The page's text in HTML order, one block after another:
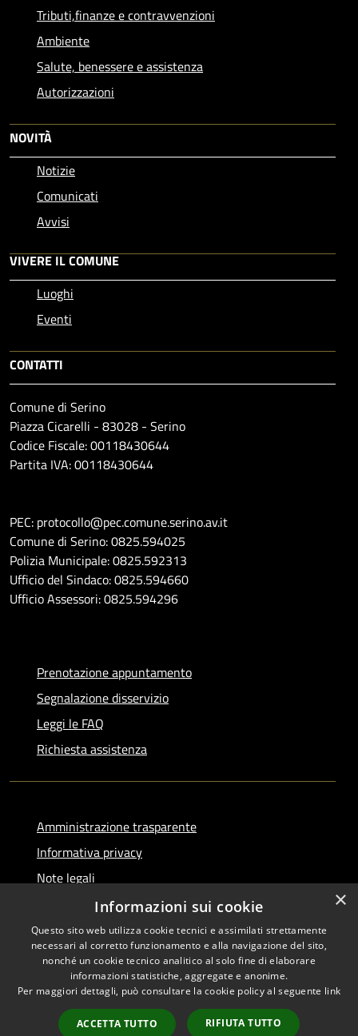
Tributi,finanze e contravvenzioni
Ambiente
Salute, benessere e assistenza
Autorizzazioni
NOVITÀ
Notizie
Comunicati
Avvisi
VIVERE IL COMUNE
Luoghi
Eventi
CONTATTI
Comune di Serino
Piazza Cicarelli - 83028 - Serino
Codice Fiscale: 00118430644
Partita IVA: 00118430644
PEC: protocollo@pec.comune.serino.av.it
Comune di Serino: 0825.594025
Polizia Municipale: 0825.592313
Ufficio del Sindaco: 0825.594660
Ufficio Assessori: 0825.594296
Prenotazione appuntamento
Segnalazione disservizio
Leggi le FAQ
Richiesta assistenza
Amministrazione trasparente
Informativa privacy
Note legali
Dichiarazione di accessibilità
RSS
Accessibilità
Copyright © 2026 • Comune di
Serino • Powered by
Municipium•
Accesso
×
Informazioni sui cookie
Questo sito web utilizza cookie tecnici e assimilati strettamente
necessari al corretto funzionamento e alla navigazione del sito,
nonché un cookie tecnico analitico al solo fine di elaborare
informazioni statistiche, aggregate e anonime.
Per maggiori dettagli, può consultare la cookie policy al seguente link
ACCETTA TUTTO RIFIUTA TUTTO